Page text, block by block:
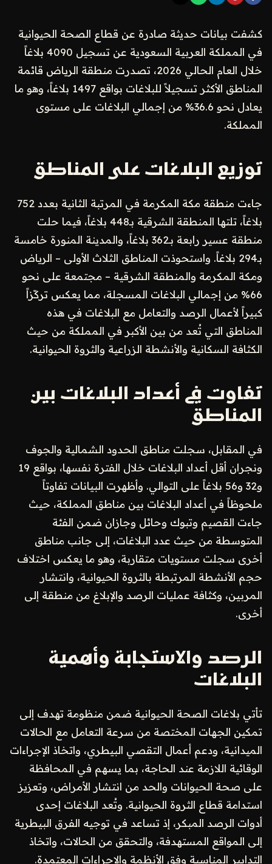
كشفت بيانات حديثة صادرة عن قطاع الصحة الحيوانية
في المملكة العربية السعودية عن تسجيل 4090 بلاغاً
خلال العام الحالي 2026، تصدرت منطقة الرياض قائمة
المناطق الأكثر تسجيلاً للبلاغات بواقع 1497 بلاغاً، وهو ما
يعادل نحو 36.6% من إجمالي البلاغات على مستوى
المملكة.
توزيع البلاغات على المناطق
جاءت منطقة مكة المكرمة في المرتبة الثانية بعدد 752
بلاغاً، تلتها المنطقة الشرقية بـ448 بلاغاً، فيما حلت
منطقة عسير رابعة بـ362 بلاغاً، والمدينة المنورة خامسة
بـ294 بلاغاً. واستحوذت المناطق الثلاث الأولى – الرياض
ومكة المكرمة والمنطقة الشرقية – مجتمعة على نحو
66% من إجمالي البلاغات المسجلة، مما يعكس تركّزاً
كبيراً لأعمال الرصد والتعامل مع البلاغات في هذه
المناطق التي تُعد من بين الأكبر في المملكة من حيث
الكثافة السكانية والأنشطة الزراعية والثروة الحيوانية.
تفاوت في أعداد البلاغات بين
المناطق
في المقابل، سجلت مناطق الحدود الشمالية والجوف
ونجران أقل أعداد البلاغات خلال الفترة نفسها، بواقع 19
و32 و56 بلاغاً على التوالي. وأظهرت البيانات تفاوتاً
ملحوظاً في أعداد البلاغات بين مناطق المملكة، حيث
جاءت القصيم وتبوك وحائل وجازان ضمن الفئة
المتوسطة من حيث عدد البلاغات، إلى جانب مناطق
أخرى سجلت مستويات متقاربة، وهو ما يعكس اختلاف
حجم الأنشطة المرتبطة بالثروة الحيوانية، وانتشار
المربين، وكثافة عمليات الرصد والإبلاغ من منطقة إلى
أخرى.
الرصد والاستجابة وأهمية
البلاغات
تأتي بلاغات الصحة الحيوانية ضمن منظومة تهدف إلى
تمكين الجهات المختصة من سرعة التعامل مع الحالات
الميدانية، ودعم أعمال التقصي البيطري، واتخاذ الإجراءات
الوقائية اللازمة عند الحاجة، بما يسهم في المحافظة
على صحة الحيوانات والحد من انتشار الأمراض، وتعزيز
استدامة قطاع الثروة الحيوانية. وتُعد البلاغات إحدى
أدوات الرصد المبكر، إذ تساعد في توجيه الفرق البيطرية
إلى المواقع المستهدفة، والتحقق من الحالات، واتخاذ
التدابير المناسبة وفق الأنظمة والإجراءات المعتمدة.